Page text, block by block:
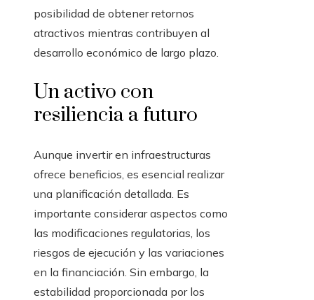
posibilidad de obtener retornos
atractivos mientras contribuyen al
desarrollo económico de largo plazo.
Un activo con
resiliencia a futuro
Aunque invertir en infraestructuras
ofrece beneficios, es esencial realizar
una planificación detallada. Es
importante considerar aspectos como
las modificaciones regulatorias, los
riesgos de ejecución y las variaciones
en la financiación. Sin embargo, la
estabilidad proporcionada por los